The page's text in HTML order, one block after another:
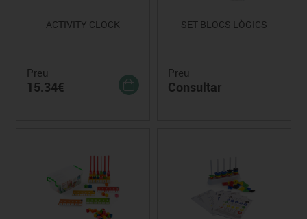
ACTIVITY CLOCK
Preu
15.34€
SET BLOCS LÒGICS
Preu
Consultar